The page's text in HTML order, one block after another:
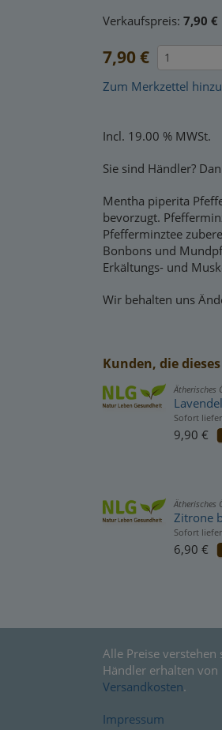
Verkaufspreis: 7,90 €
7,90 €
Zum Merkzettel
Incl. 19.00 % MWSt.
Sie sind Händler?
Mentha piperita
bevorzugt.
Pfefferminztee
Bonbons und
Erkältungs- und
Wir behalten uns
Kunden, die
Ätherisches
Sofort
9,90 €
Ätherisches
Zitrone
Sofort
6,90 €
Alle Preise
Händler erhalten
Versandkosten.
Impressum